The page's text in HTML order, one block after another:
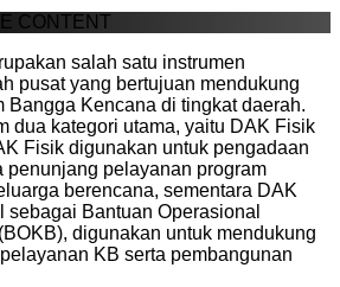
CONTENT
salah satu instrumen
pusat yang bertujuan mendukung
Bangga Kencana di tingkat daerah.
dua kategori utama, yaitu DAK Fisik
Fisik digunakan untuk pengadaan
penunjang pelayanan program
berencana, sementara DAK
sebagai Bantuan Operasional
digunakan untuk mendukung
KB serta pembangunan